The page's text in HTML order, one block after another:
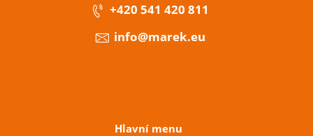
+420 541 420 811
info@marek.eu
Hlavní menu